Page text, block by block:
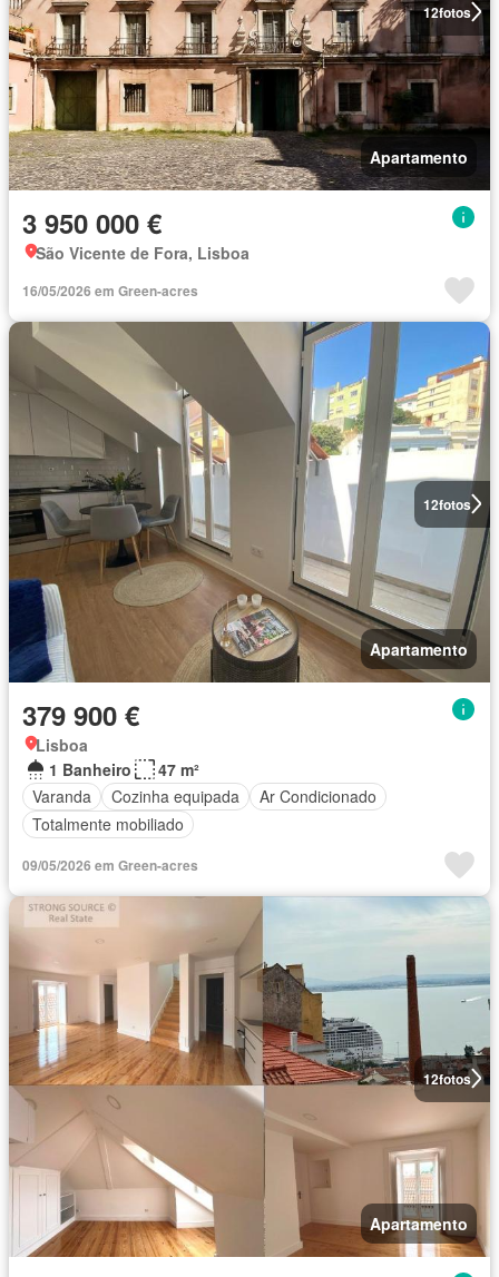
12fotos
Apartamento
3 950 000 €
São Vicente de Fora, Lisboa
16/05/2026 em Green-acres
12fotos
Apartamento
379 900 €
Lisboa
1 Banheiro
47 m²
Varanda
Cozinha equipada
Ar Condicionado
Totalmente mobiliado
09/05/2026 em Green-acres
12fotos
Apartamento